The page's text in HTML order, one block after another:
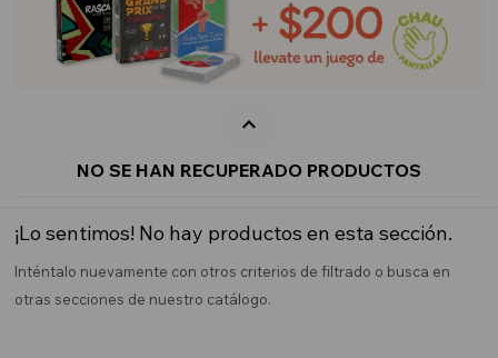
NO SE HAN RECUPERADO PRODUCTOS
¡Lo sentimos! No hay productos en esta sección.
Inténtalo nuevamente con otros criterios de filtrado o busca en
otras secciones de nuestro catálogo.